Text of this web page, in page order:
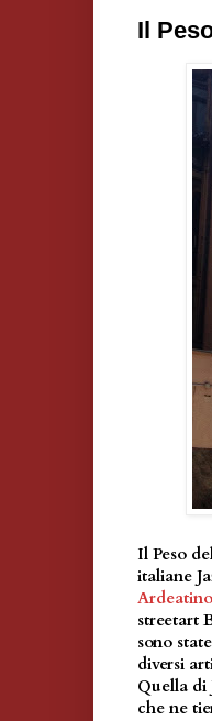
Il
Il Peso
italiane
Ardeatino
streetart
sono
diversi
Quella di
che ne